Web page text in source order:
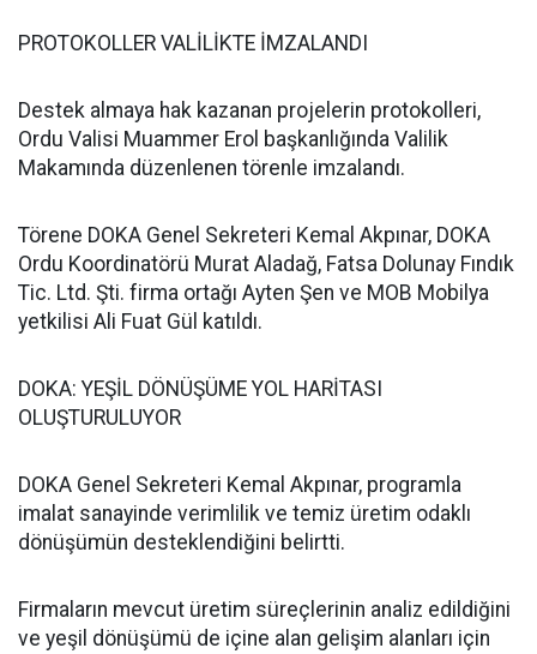
PROTOKOLLER VALİLİKTE İMZALANDI
Destek almaya hak kazanan projelerin protokolleri,
Ordu Valisi Muammer Erol başkanlığında Valilik
Makamında düzenlenen törenle imzalandı.
Törene DOKA Genel Sekreteri Kemal Akpınar, DOKA
Ordu Koordinatörü Murat Aladağ, Fatsa Dolunay Fındık
Tic. Ltd. Şti. firma ortağı Ayten Şen ve MOB Mobilya
yetkilisi Ali Fuat Gül katıldı.
DOKA: YEŞİL DÖNÜŞÜME YOL HARİTASI
OLUŞTURULUYOR
DOKA Genel Sekreteri Kemal Akpınar, programla
imalat sanayinde verimlilik ve temiz üretim odaklı
dönüşümün desteklendiğini belirtti.
Firmaların mevcut üretim süreçlerinin analiz edildiğini
ve yeşil dönüşümü de içine alan gelişim alanları için